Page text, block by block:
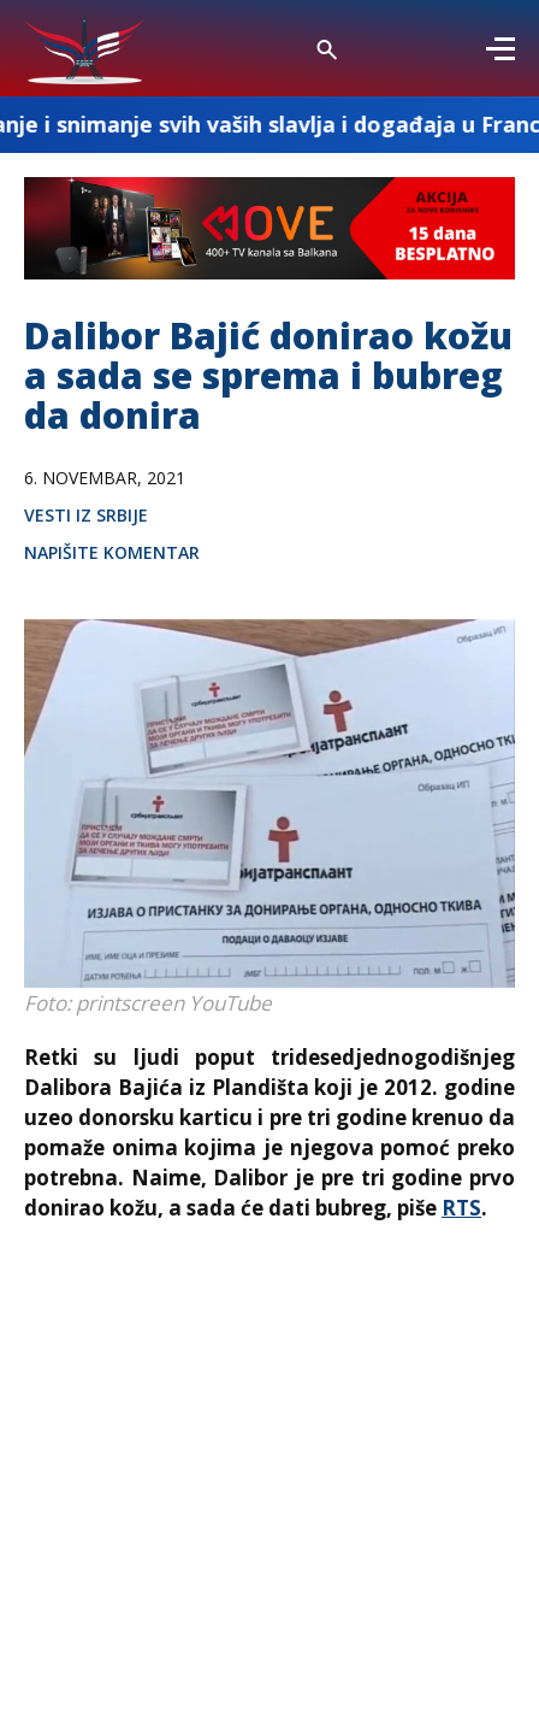
svih vaših slavlja i događaja u Francuskoj
Dalibor Bajić donirao kožu
a sada se sprema i bubreg
da donira
6. NOVEMBAR, 2021
VESTI IZ SRBIJE
NAPIŠITE KOMENTAR
Foto: printscreen YouTube
Retki su ljudi poput tridesedjednogodišnjeg
Dalibora Bajića iz Plandišta koji je 2012. godine
uzeo donorsku karticu i pre tri godine krenuo da
pomaže onima kojima je njegova pomoć preko
potrebna. Naime, Dalibor je pre tri godine prvo
donirao kožu, a sada će dati bubreg, piše RTS.